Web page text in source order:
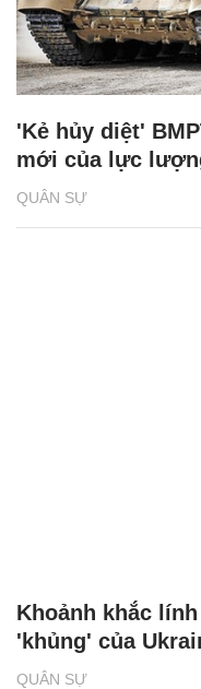
QUÂN SỰ
'Kẻ hủy diệt'
mới của lực
QUÂN SỰ
Khoảnh khắc
'khủng' của